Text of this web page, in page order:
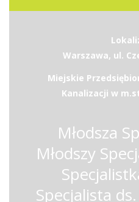
Warszawa, ul.
Miejskie
Kanalizacji w
Młodsza
Młodszy
Specjalista